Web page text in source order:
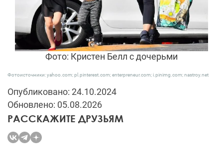
Фото: Кристен Белл с дочерьми
Фотоисточники: yahoo.com; pl.pinterest.com; enterpreneur.com; i.pinimg.com; nastroy.net
Опубликовано: 24.10.2024
Обновлено: 05.08.2026
РАССКАЖИТЕ ДРУЗЬЯМ